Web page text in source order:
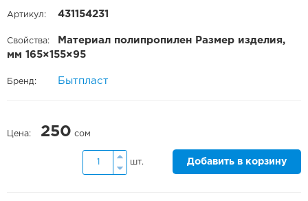
Артикул: 431154231
Свойства:
Материал полипропилен Размер изделия,
мм 165×155×95
Бренд: Бытпласт
Цена: 250 сом
шт. Добавить в корзину